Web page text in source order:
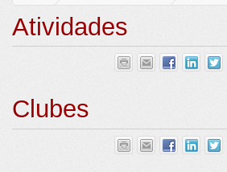
Atividades
Clubes